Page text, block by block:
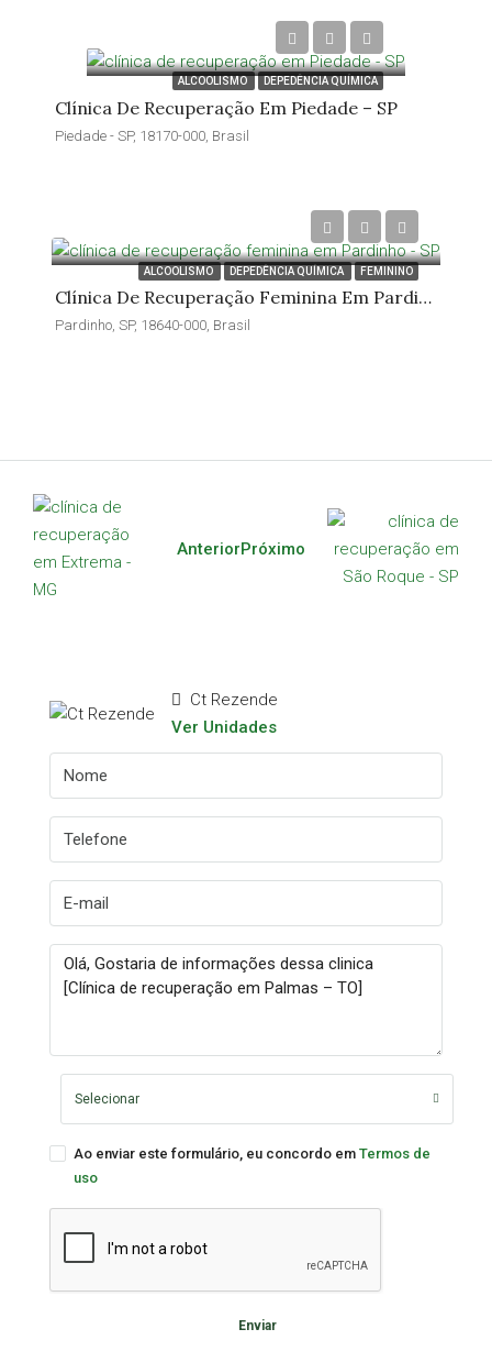
ALCOOLISMO DEPEDÊNCIA QUÍMICA
Clínica De Recuperação Em Piedade – SP
Piedade - SP, 18170-000, Brasil
ALCOOLISMO DEPEDÊNCIA QUÍMICA FEMININO
Clínica De Recuperação Feminina Em Pardinho – SP
Pardinho, SP, 18640-000, Brasil
AnteriorPróximo
Ct Rezende
Ver Unidades
Selecionar
Ao enviar este formulário, eu concordo em Termos de
uso
Enviar